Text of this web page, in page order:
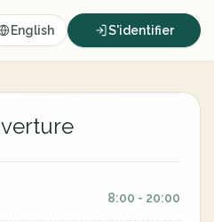
English S'identifier
8:00 - 20:00